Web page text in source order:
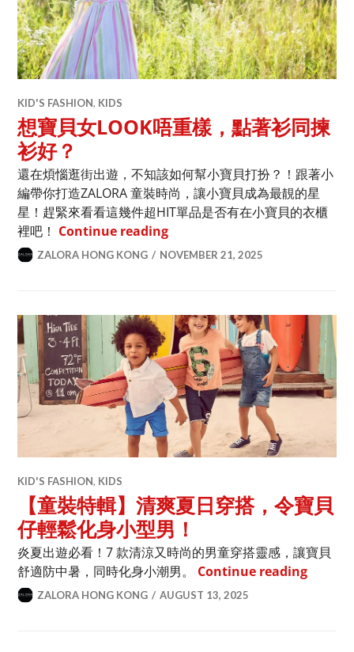
KID'S FASHION, KIDS
想寶貝女LOOK唔重樣，點著衫同揀
衫好？
還在煩惱逛街出遊，不知該如何幫小寶貝打扮？！跟著小
編帶你打造ZALORA 童裝時尚，讓小寶貝成為最靚的星
星！趕緊來看看這幾件超HIT單品是否有在小寶貝的衣櫃
裡吧！ Continue reading想寶貝女LOOK唔重樣，點著衫
ZALORA HONG KONG NOVEMBER 21, 2025
KID'S FASHION, KIDS
【童裝特輯】清爽夏日穿搭，令寶貝
仔輕鬆化身小型男！
炎夏出遊必看！7 款清涼又時尚的男童穿搭靈感，讓寶貝
舒適防中暑，同時化身小潮男。 Continue reading【童裝
ZALORA HONG KONG AUGUST 13, 2025